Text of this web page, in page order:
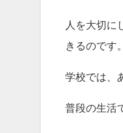
人を大切に
きるのです。
学校では、
普段の生活